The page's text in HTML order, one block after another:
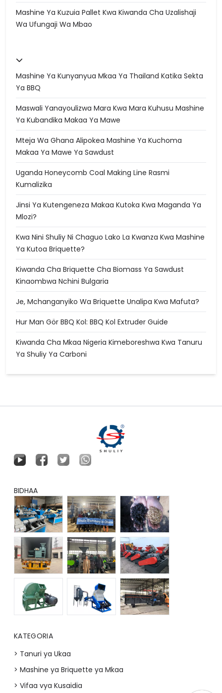
Mashine Ya Kuzuia Pallet Kwa Kiwanda Cha Uzalishaji
Wa Ufungaji Wa Mbao
Mashine Ya Kunyanyua Mkaa Ya Thailand Katika Sekta
Ya BBQ
Maswali Yanayoulizwa Mara Kwa Mara Kuhusu Mashine
Ya Kubandika Makaa Ya Mawe
Mteja Wa Ghana Alipokea Mashine Ya Kuchoma
Makaa Ya Mawe Ya Sawdust
Uganda Honeycomb Coal Making Line Rasmi
Kumalizika
Jinsi Ya Kutengeneza Makaa Kutoka Kwa Maganda Ya
Mlozi?
Kwa Nini Shuliy Ni Chaguo Lako La Kwanza Kwa Mashine
Ya Kutoa Briquette?
Kiwanda Cha Briquette Cha Biomass Ya Sawdust
Kinaombwa Nchini Bulgaria
Je, Mchanganyiko Wa Briquette Unalipa Kwa Mafuta?
Hur Man Gör BBQ Kol: BBQ Kol Extruder Guide
Kiwanda Cha Mkaa Nigeria Kimeboreshwa Kwa Tanuru
Ya Shuliy Ya Carboni
BIDHAA
KATEGORIA
> Tanuri ya Ukaa
> Mashine ya Briquette ya Mkaa
> Vifaa vya Kusaidia